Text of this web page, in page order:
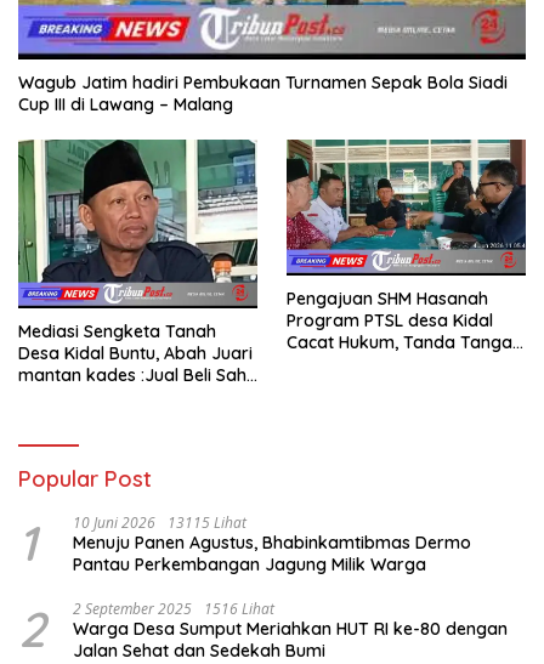
Wagub Jatim hadiri Pembukaan Turnamen Sepak Bola Siadi
Cup III di Lawang – Malang
Mediasi Sengketa Tanah
Desa Kidal Buntu, Abah Juari
mantan kades :Jual Beli Sah,
Membatalkan Hak Warga.
Pengajuan SHM Hasanah
Program PTSL desa Kidal
Cacat Hukum, Tanda Tangan
Popular Post
1 10 Juni 2026 13115 Lihat
Menuju Panen Agustus, Bhabinkamtibmas Dermo
Pantau Perkembangan Jagung Milik Warga
2 2 September 2025 1516 Lihat
Warga Desa Sumput Meriahkan HUT RI ke-80 dengan
Jalan Sehat dan Sedekah Bumi ‎